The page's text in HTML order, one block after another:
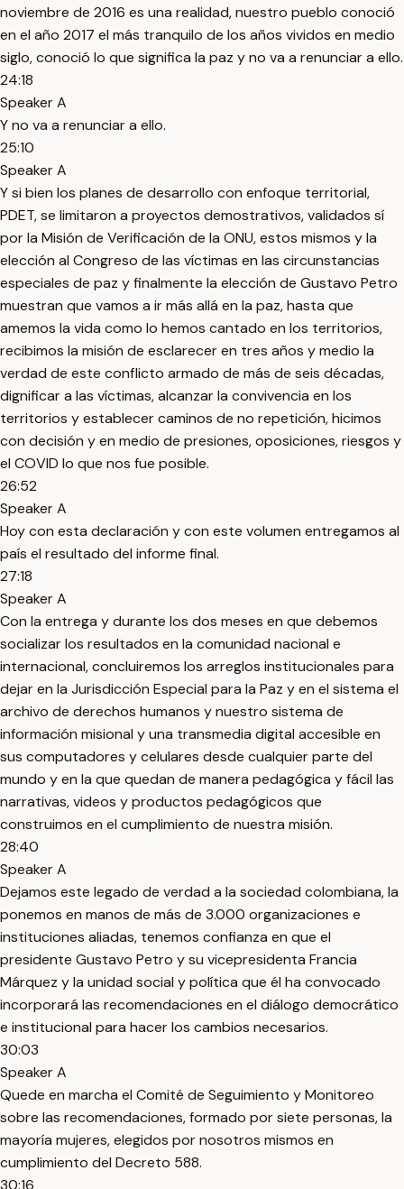
noviembre de 2016 es una realidad, nuestro pueblo conoció
en el año 2017 el más tranquilo de los años vividos en medio
siglo, conoció lo que significa la paz y no va a renunciar a ello.
24:18
Speaker A
Y no va a renunciar a ello.
25:10
Speaker A
Y si bien los planes de desarrollo con enfoque territorial,
PDET, se limitaron a proyectos demostrativos, validados sí
por la Misión de Verificación de la ONU, estos mismos y la
elección al Congreso de las víctimas en las circunstancias
especiales de paz y finalmente la elección de Gustavo Petro
muestran que vamos a ir más allá en la paz, hasta que
amemos la vida como lo hemos cantado en los territorios,
recibimos la misión de esclarecer en tres años y medio la
verdad de este conflicto armado de más de seis décadas,
dignificar a las víctimas, alcanzar la convivencia en los
territorios y establecer caminos de no repetición, hicimos
con decisión y en medio de presiones, oposiciones, riesgos y
el COVID lo que nos fue posible.
26:52
Speaker A
Hoy con esta declaración y con este volumen entregamos al
país el resultado del informe final.
27:18
Speaker A
Con la entrega y durante los dos meses en que debemos
socializar los resultados en la comunidad nacional e
internacional, concluiremos los arreglos institucionales para
dejar en la Jurisdicción Especial para la Paz y en el sistema el
archivo de derechos humanos y nuestro sistema de
información misional y una transmedia digital accesible en
sus computadores y celulares desde cualquier parte del
mundo y en la que quedan de manera pedagógica y fácil las
narrativas, videos y productos pedagógicos que
construimos en el cumplimiento de nuestra misión.
28:40
Speaker A
Dejamos este legado de verdad a la sociedad colombiana, la
ponemos en manos de más de 3.000 organizaciones e
instituciones aliadas, tenemos confianza en que el
presidente Gustavo Petro y su vicepresidenta Francia
Márquez y la unidad social y política que él ha convocado
incorporará las recomendaciones en el diálogo democrático
e institucional para hacer los cambios necesarios.
30:03
Speaker A
Quede en marcha el Comité de Seguimiento y Monitoreo
sobre las recomendaciones, formado por siete personas, la
mayoría mujeres, elegidos por nosotros mismos en
cumplimiento del Decreto 588.
30:16